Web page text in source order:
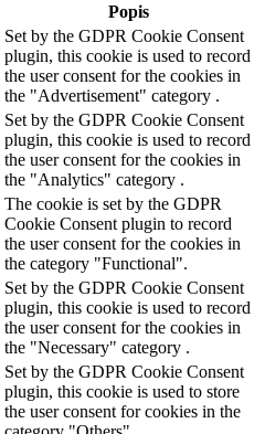
Popis
Set by the GDPR Cookie Consent
plugin, this cookie is used to record
the user consent for the cookies in
the "Advertisement" category .
Set by the GDPR Cookie Consent
plugin, this cookie is used to record
the user consent for the cookies in
the "Analytics" category .
The cookie is set by the GDPR
Cookie Consent plugin to record
the user consent for the cookies in
the category "Functional".
Set by the GDPR Cookie Consent
plugin, this cookie is used to record
the user consent for the cookies in
the "Necessary" category .
Set by the GDPR Cookie Consent
plugin, this cookie is used to store
the user consent for cookies in the